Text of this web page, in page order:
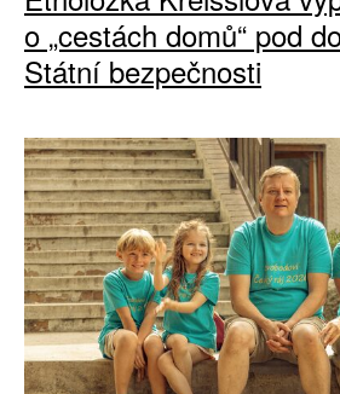
o „cestách domů“ pod
Státní bezpečnosti